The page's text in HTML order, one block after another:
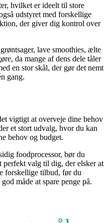
hvilket er ideelt til store
udstyret med forskellige
der giver dig kontrol over
lave smoothies, ælte
da mange af dens dele tåler
en stor skål, der gør det nemt
gang.
vigtigt at overveje dine behov
et stort udvalg, hvor du kan
behov og budget.
foodprocessor, bør du
valg til dig, der elsker at
forskellige tilbud, før du
måde at spare penge på.